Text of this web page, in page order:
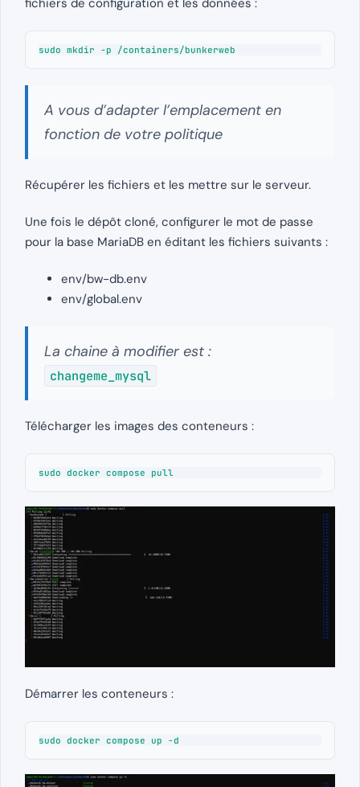
sudo mkdir -p /containers/bunkerweb
A vous d’adapter l’emplacement en
fonction de votre politique
Récupérer les fichiers et les mettre sur le serveur.
Une fois le dépôt cloné, configurer le mot de passe
pour la base MariaDB en éditant les fichiers suivants :
env/bw-db.env
env/global.env
La chaine à modifier est :
changeme_mysql
Télécharger les images des conteneurs :
sudo docker compose pull
Démarrer les conteneurs :
sudo docker compose up -d